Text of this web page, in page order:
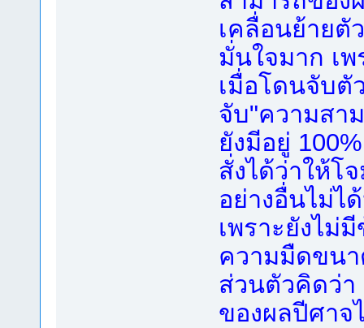
เคลื่อนย้ายตั
มั่นใจมาก เ
เมื่อโดนจับตั
จับ"ความสา
ยังมีอยู่
สั่งได้ว่าให้โ
อย่างอื่นไม่ไ
เพราะยังไม่
ความมืดขน
ส่วนตัวคิดว่า
ของผลปีศาจ